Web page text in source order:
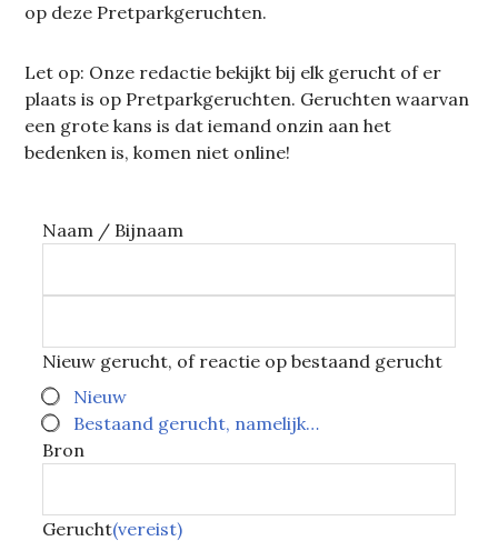
op deze Pretparkgeruchten.
Let op: Onze redactie bekijkt bij elk gerucht of er
plaats is op Pretparkgeruchten. Geruchten waarvan
een grote kans is dat iemand onzin aan het
bedenken is, komen niet online!
Naam / Bijnaam
Nieuw gerucht, of reactie op bestaand gerucht
Nieuw
Bestaand gerucht, namelijk…
Bron
Gerucht(vereist)